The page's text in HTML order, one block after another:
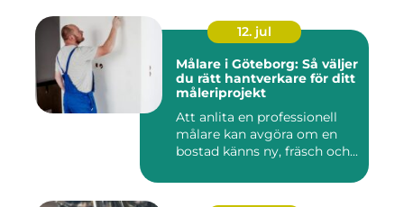
12. jul
Målare i Göteborg: Så väljer
du rätt hantverkare för ditt
måleriprojekt
Att anlita en professionell
målare kan avgöra om en
bostad känns ny, fräsch och...